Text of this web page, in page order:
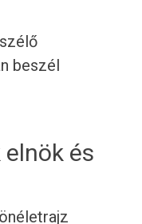
beszél
és